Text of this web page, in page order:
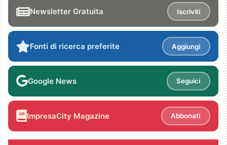
Newsletter Gratuita Iscriviti
Fonti di ricerca preferite Aggiungi
Google News Seguici
ImpresaCity Magazine Abbonati